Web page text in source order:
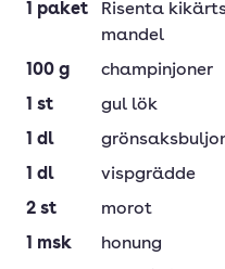
1 paket Risenta
mandel
100 g
champinjoner
1 st
gul lök
1 dl
1 dl
vispgrädde
2 st
morot
1 msk
honung